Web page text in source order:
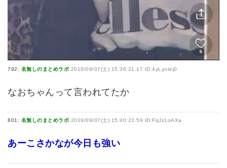
792: 名無しのまとめラボ 2019/09/07(土) 15:36:21.17 ID:4yLyotej0
なおちゃんって言われてたか
801: 名無しのまとめラボ 2019/09/07(土) 15:40:23.59 ID:FqJz1oAXa
あーこさかなが今日も強い